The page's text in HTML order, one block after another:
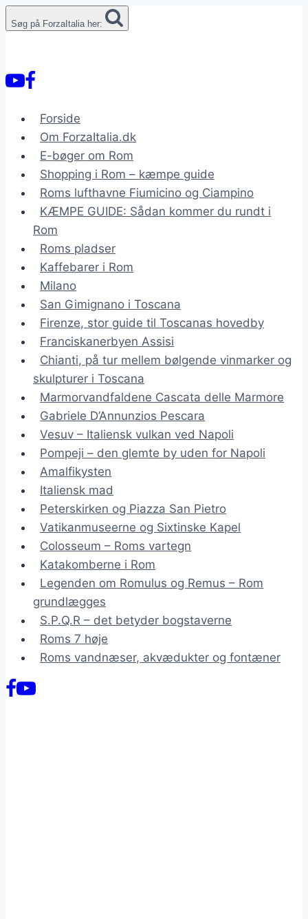
til
Søg på ForzaItalia her:
Forside
Om ForzaItalia.dk
E-bøger om Rom
Shopping i Rom – kæmpe guide
Roms lufthavne Fiumicino og Ciampino
KÆMPE GUIDE: Sådan kommer du rundt i
Rom
Roms pladser
Kaffebarer i Rom
Milano
San Gimignano i Toscana
Firenze, stor guide til Toscanas hovedby
Franciskanerbyen Assisi
Chianti, på tur mellem bølgende vinmarker og
skulpturer i Toscana
Marmorvandfaldene Cascata delle Marmore
Gabriele D’Annunzios Pescara
Vesuv – Italiensk vulkan ved Napoli
Pompeji – den glemte by uden for Napoli
Amalfikysten
Italiensk mad
Peterskirken og Piazza San Pietro
Vatikanmuseerne og Sixtinske Kapel
Colosseum – Roms vartegn
Katakomberne i Rom
Legenden om Romulus og Remus – Rom
grundlægges
S.P.Q.R – det betyder bogstaverne
Roms 7 høje
Roms vandnæser, akvædukter og fontæner